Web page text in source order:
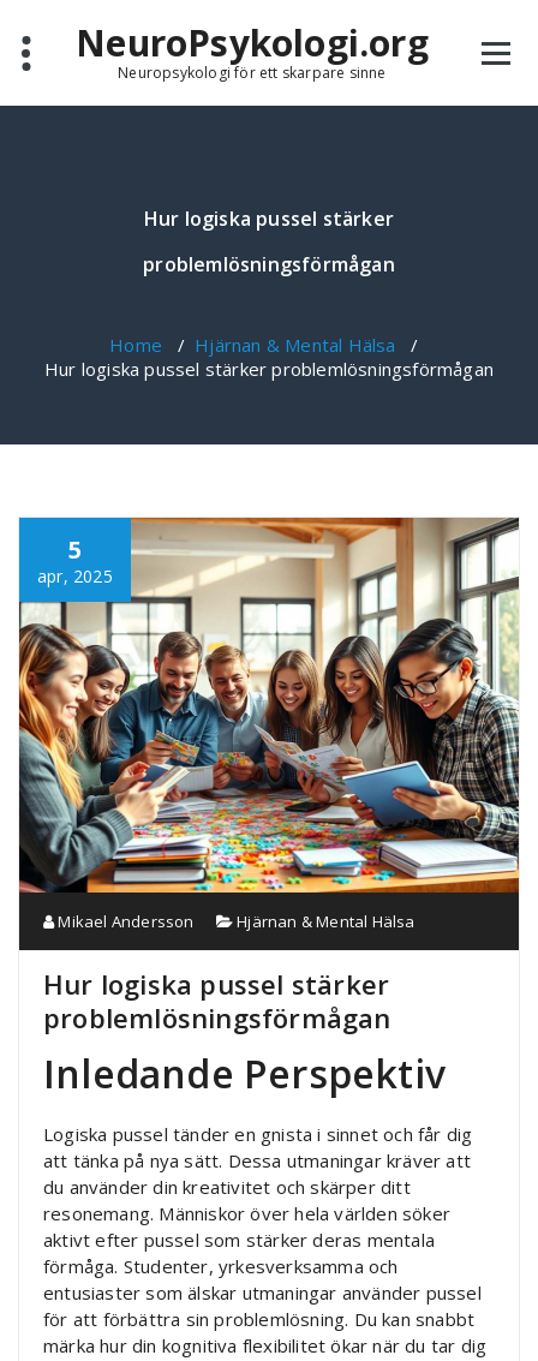
content
NeuroPsykologi.org
Neuropsykologi för ett skarpare sinne
Hur logiska pussel stärker
problemlösningsförmågan
Home / Hjärnan & Mental Hälsa /
Hur logiska pussel stärker problemlösningsförmågan
5
apr, 2025
Mikael Andersson Hjärnan & Mental Hälsa
Hur logiska pussel stärker
problemlösningsförmågan
Inledande Perspektiv
Logiska pussel tänder en gnista i sinnet och får dig
att tänka på nya sätt. Dessa utmaningar kräver att
du använder din kreativitet och skärper ditt
resonemang. Människor över hela världen söker
aktivt efter pussel som stärker deras mentala
förmåga. Studenter, yrkesverksamma och
entusiaster som älskar utmaningar använder pussel
för att förbättra sin problemlösning. Du kan snabbt
märka hur din kognitiva flexibilitet ökar när du tar dig